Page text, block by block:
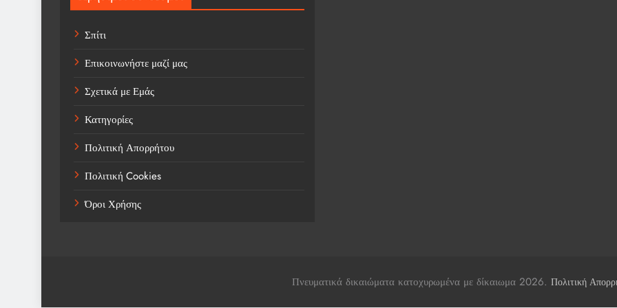
Σπίτι
Επικοινωνήστε μαζί μας
Σχετικά με Εμάς
Κατηγορίες
Πολιτική Απορρήτου
Πολιτική Cookies
Όροι Χρήσης
Πνευματικά δικαιώματα κατοχυρωμένα με δίκαιωμα 2026. Πολιτική